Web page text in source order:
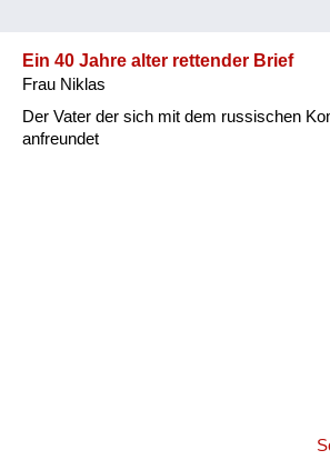
Ein 40 Jahre alter rettender Brief
Frau Niklas
Der Vater der sich mit dem russischen
anfreundet